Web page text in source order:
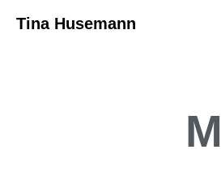
Tina Husemann